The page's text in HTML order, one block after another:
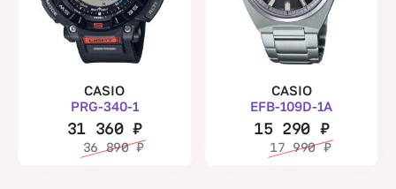
CASIO
PRG-340-1
31 360₽
36 890₽
CASIO
EFB-109D-1A
15 290 ₽
17 990₽